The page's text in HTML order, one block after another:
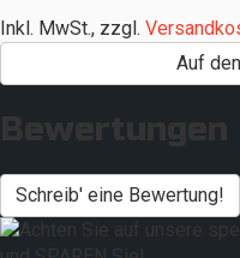
Inkl. MwSt., zzgl.
Auf
Bewertungen
Schreib' eine Bewertung!